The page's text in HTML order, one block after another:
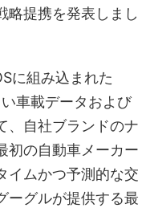
略提携を発表しまし
に組み込まれた
車載データおよび
、自社ブランドのナ
初の自動車メーカー
イムかつ予測的な交
ーグルが提供する最